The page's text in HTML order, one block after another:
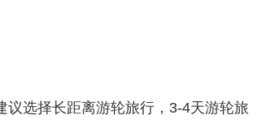
选择长距离游轮旅行，3-4天游轮旅